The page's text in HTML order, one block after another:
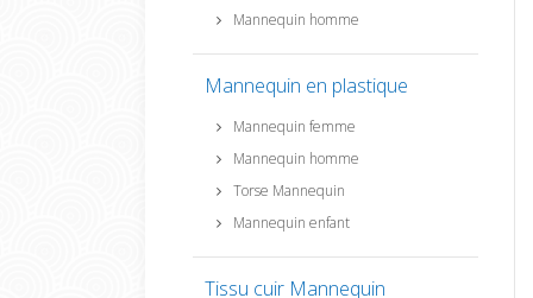
Mannequin homme
Mannequin en plastique
Mannequin femme
Mannequin homme
Torse Mannequin
Mannequin enfant
Tissu cuir Mannequin